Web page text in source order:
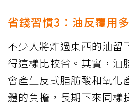
省錢習慣3：油反覆用
不少人將炸過東西的油留
得這樣比較省。其實，油
會產生反式脂肪酸和氧化
體的負擔，長期下來同樣